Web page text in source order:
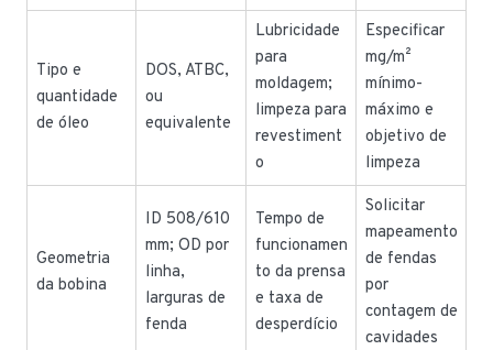
Tipo e
quantidade
de óleo
DOS, ATBC,
ou
equivalente
Lubricidade
para
moldagem;
limpeza para
revestiment
o
Especificar
mg/m²
mínimo-
máximo e
objetivo de
limpeza
Geometria
da bobina
ID 508/610
mm; OD por
linha,
larguras de
fenda
Tempo de
funcionamen
to da prensa
e taxa de
desperdício
Solicitar
mapeamento
de fendas
por
contagem de
cavidades